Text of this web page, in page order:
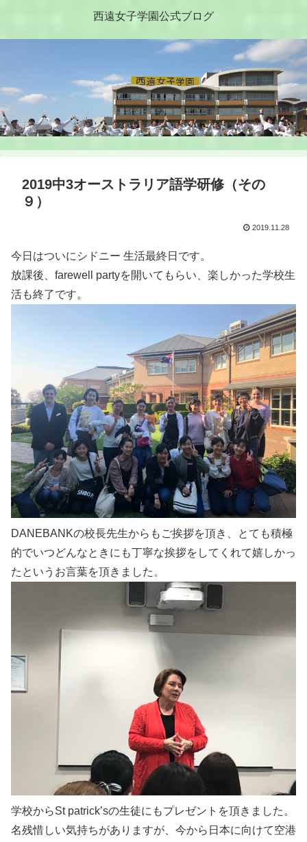
西遠女子学園公式ブログ
2019中3オーストラリア語学研修（その
９）
2019.11.28
今日はついにシドニー 生活最終日です。
放課後、farewell partyを開いてもらい、楽しかった学校生
活も終了です。
DANEBANKの校長先生からもご挨拶を頂き、とても積極
的でいつどんなときにも丁寧な挨拶をしてくれて嬉しかっ
たというお言葉を頂きました。
学校からSt patrick’sの生徒にもプレゼントを頂きました。
名残惜しい気持ちがありますが、今から日本に向けて空港